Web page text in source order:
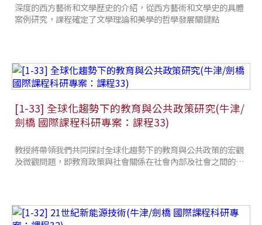
深度的西方藝術和文學歷史的介紹，從西方藝術和文學史的具體
案例研究，課程確定了文學理論和美學的哲學發展關鍵點
[1-33] 全球化趨勢下的教育與公共政策研究(牛津/
劍橋 國際課程科研專案：課程33)
教授將帶領我們共同探討全球化趨勢下的教育與公共政策的宏觀
及微觀問題，即教育政策與社會關係在社會內部及社會之間的變